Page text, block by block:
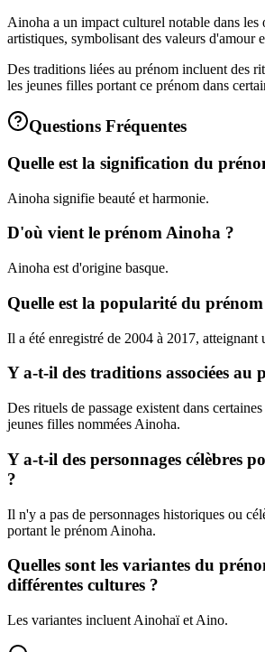
Ainoha a un impact culturel notable dans
artistiques, symbolisant des valeurs d'amour
Des traditions liées au prénom incluent des
les jeunes filles portant ce prénom dans
Questions Fréquentes
Quelle est la signification du
Ainoha signifie beauté et harmonie.
D'où vient le prénom Ainoha ?
Ainoha est d'origine basque.
Quelle est la popularité du
Il a été enregistré de 2004 à 2017, atteignant
Y a-t-il des traditions associées au
Des rituels de passage existent dans
jeunes filles nommées Ainoha.
Y a-t-il des personnages célèbres
?
Il n'y a pas de personnages historiques ou
portant le prénom Ainoha.
Quelles sont les variantes du
différentes cultures ?
Les variantes incluent Ainohaï et Aino.